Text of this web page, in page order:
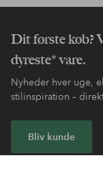
Dit første køb?
dyreste* vare.
Nyheder hver uge,
stilinspiration –
Bliv kunde